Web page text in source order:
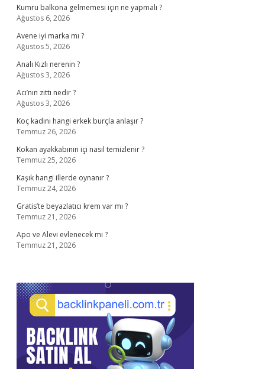
Kumru balkona gelmemesi için ne yapmalı ?
Ağustos 6, 2026
Avene iyi marka mı ?
Ağustos 5, 2026
Analı Kızlı nerenin ?
Ağustos 3, 2026
Acı’nın zıttı nedir ?
Ağustos 3, 2026
Koç kadını hangi erkek burçla anlaşır ?
Temmuz 26, 2026
Kokan ayakkabının içi nasıl temizlenir ?
Temmuz 25, 2026
Kaşık hangi illerde oynanır ?
Temmuz 24, 2026
Gratis’te beyazlatıcı krem var mı ?
Temmuz 21, 2026
Apo ve Alevi evlenecek mi ?
Temmuz 21, 2026